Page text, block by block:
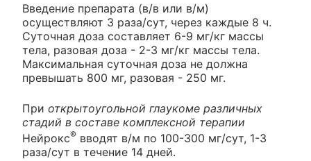
Введение препарата (в/в или в/м)
осуществляют 3 раза/сут, через каждые 8 ч.
Суточная доза составляет 6-9 мг/кг массы
тела, разовая доза - 2-3 мг/кг массы тела.
Максимальная суточная доза не должна
превышать 800 мг, разовая - 250 мг.
При открытоугольной глаукоме различных
стадий в составе комплексной терапии
Нейрокс® вводят в/м по 100-300 мг/сут, 1-3
раза/сут в течение 14 дней.